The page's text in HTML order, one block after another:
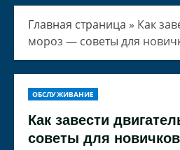
Главная страница » Как
мороз — советы для
ОБСЛУЖИВАНИЕ
Как завести
советы для